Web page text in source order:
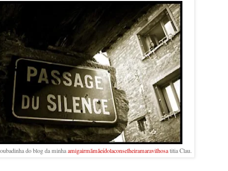
do blog da minhaamigairmãmãeídolaconselheiramaravilhosatitia Clau.